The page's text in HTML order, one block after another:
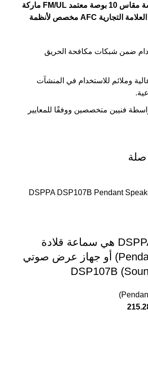
محبس بوابة فالنشة مقاس 10 بوصة معتمد FM/UL ماركة
AFC — منتج من العلامة التجارية AFC مخصص لأنظمة
ضمن شبكات مكافحة الحريق
وملائم للاستخدام في المنشآت
فنيين متخصصين ووفقًا للمعايير
صلة
DSPPA DSP107B هي سماعة قلادة
(Pendant Speaker) أو جهاز عرض صوتي